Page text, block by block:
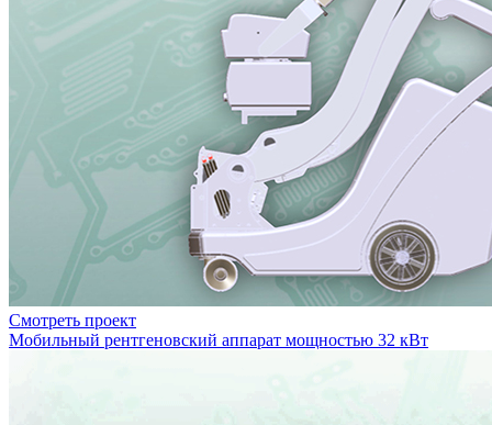
Смотреть проект
Мобильный рентгеновский аппарат мощностью 32 кВт